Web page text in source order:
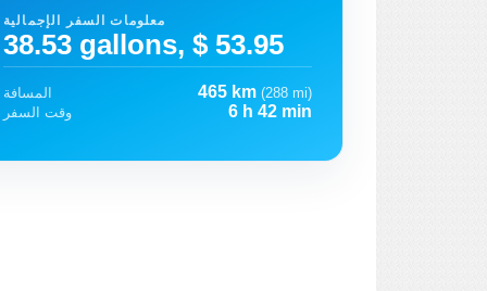
معلومات السفر الإجمالية
38.53 gallons, $ 53.95
المسافة 465 km (288 mi)
وقت السفر
6 h 42 min